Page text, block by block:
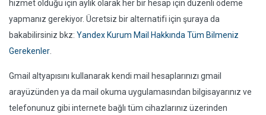
hizmet olduğu için aylık olarak her bir hesap için düzenli ödeme
yapmanız gerekiyor. Ücretsiz bir alternatifi için şuraya da
bakabilirsiniz bkz: Yandex Kurum Mail Hakkında Tüm Bilmeniz
Gerekenler
Gmail altyapısını kullanarak kendi mail hesaplarınızı gmail
arayüzünden ya da mail okuma uygulamasından bilgisayarınız ve
telefonunuz gibi internete bağlı tüm cihazlarınız üzerinden